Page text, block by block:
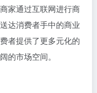
家通过互联网进行商
达消费者手中的商业
者提供了更多元化的
的市场空间。